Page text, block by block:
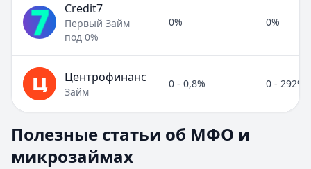
Credit7
Первый Займ
под 0%
0% 0%
Центрофинанс
Займ
0 - 0,8% 0 - 292%
Раздел:МФО и микрозаймы. Всего статей: 8.
Займ под расписку
Полезные статьи об МФО и
микрозаймах